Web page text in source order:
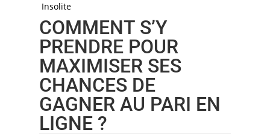
Insolite
COMMENT S’Y
PRENDRE POUR
MAXIMISER SES
CHANCES DE
GAGNER AU PARI EN
LIGNE ?